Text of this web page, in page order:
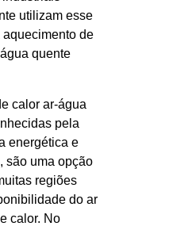
utilizam esse
de
quente
calor ar-água
pela
energética e
são uma opção
regiões
do ar
calor. No